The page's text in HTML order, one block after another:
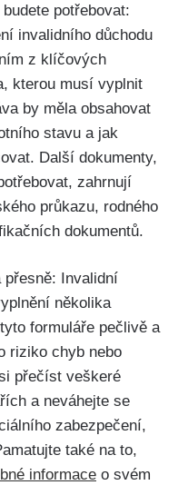
potřebovat:
invalidního důchodu
z klíčových
kterou musí vyplnit
by měla obsahovat
stavu a jak
Další dokumenty,
zahrnují
průkazu, rodného
dokumentů.
přesně: Invalidní
několika
formuláře pečlivě a
riziko chyb nebo
přečíst veškeré
a neváhejte se
zabezpečení,
také na to,
informace o svém